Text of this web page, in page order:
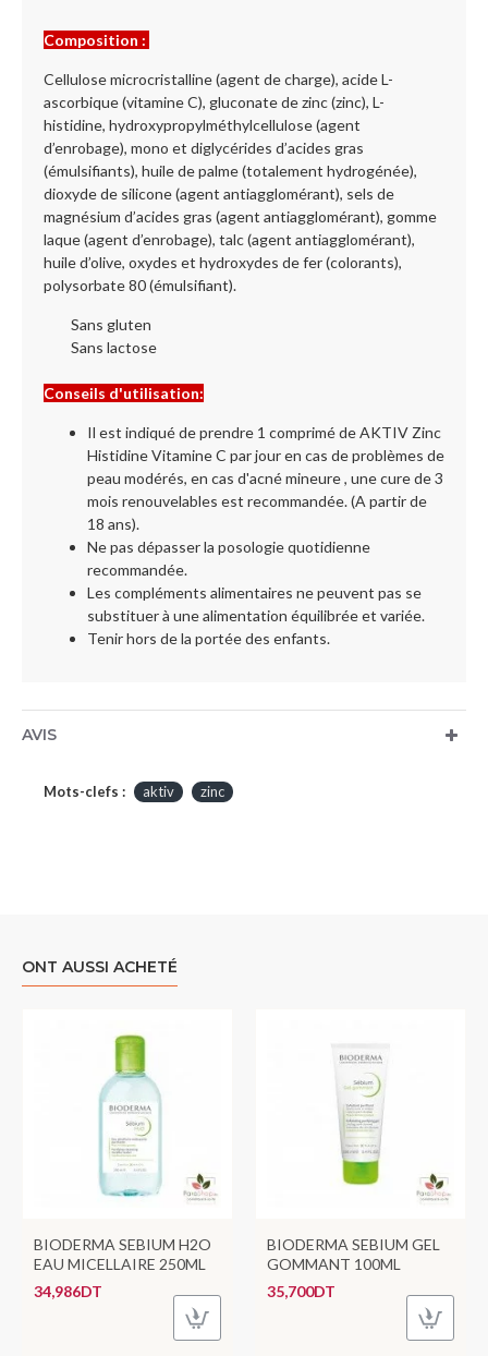
Composition :
Cellulose microcristalline (agent de charge), acide L-
ascorbique (vitamine C), gluconate de zinc (zinc), L-
histidine, hydroxypropylméthylcellulose (agent
d’enrobage), mono et diglycérides d’acides gras
(émulsifiants), huile de palme (totalement hydrogénée),
dioxyde de silicone (agent antiagglomérant), sels de
magnésium d’acides gras (agent antiagglomérant), gomme
laque (agent d’enrobage), talc (agent antiagglomérant),
huile d’olive, oxydes et hydroxydes de fer (colorants),
polysorbate 80 (émulsifiant).
Sans gluten
Sans lactose
Conseils d'utilisation:
Il est indiqué de prendre 1 comprimé de AKTIV Zinc
Histidine Vitamine C par jour en cas de problèmes de
peau modérés, en cas d'acné mineure , une cure de 3
mois renouvelables est recommandée. (A partir de
18 ans)​.
Ne pas dépasser la posologie quotidienne
recommandée.
Les compléments alimentaires ne peuvent pas se
substituer à une alimentation équilibrée et variée.
Tenir hors de la portée des enfants.
AVIS
Mots-clefs : aktiv zinc
ONT AUSSI ACHETÉ
BIODERMA SEBIUM H2O
EAU MICELLAIRE 250ML
34,986DT
BIODERMA SEBIUM GEL
GOMMANT 100ML
35,700DT